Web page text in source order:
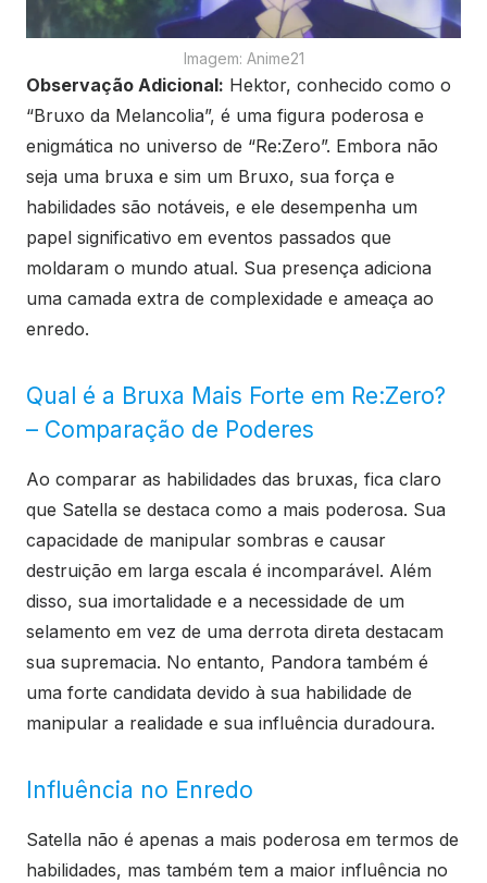
Imagem: Anime21
Observação Adicional: Hektor, conhecido como o
“Bruxo da Melancolia”, é uma figura poderosa e
enigmática no universo de “Re:Zero”. Embora não
seja uma bruxa e sim um Bruxo, sua força e
habilidades são notáveis, e ele desempenha um
papel significativo em eventos passados que
moldaram o mundo atual. Sua presença adiciona
uma camada extra de complexidade e ameaça ao
enredo.
Qual é a Bruxa Mais Forte em Re:Zero?
– Comparação de Poderes
Ao comparar as habilidades das bruxas, fica claro
que Satella se destaca como a mais poderosa. Sua
capacidade de manipular sombras e causar
destruição em larga escala é incomparável. Além
disso, sua imortalidade e a necessidade de um
selamento em vez de uma derrota direta destacam
sua supremacia. No entanto, Pandora também é
uma forte candidata devido à sua habilidade de
manipular a realidade e sua influência duradoura.
Influência no Enredo
Satella não é apenas a mais poderosa em termos de
habilidades, mas também tem a maior influência no